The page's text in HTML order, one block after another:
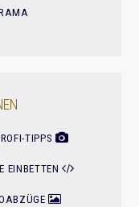
TIPPS
EINBETTEN